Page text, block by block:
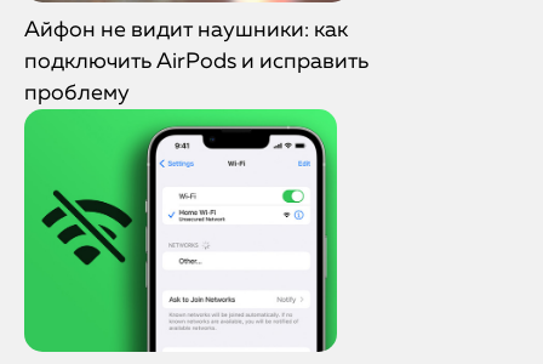
Айфон не видит наушники: как
подключить AirPods и исправить
проблему